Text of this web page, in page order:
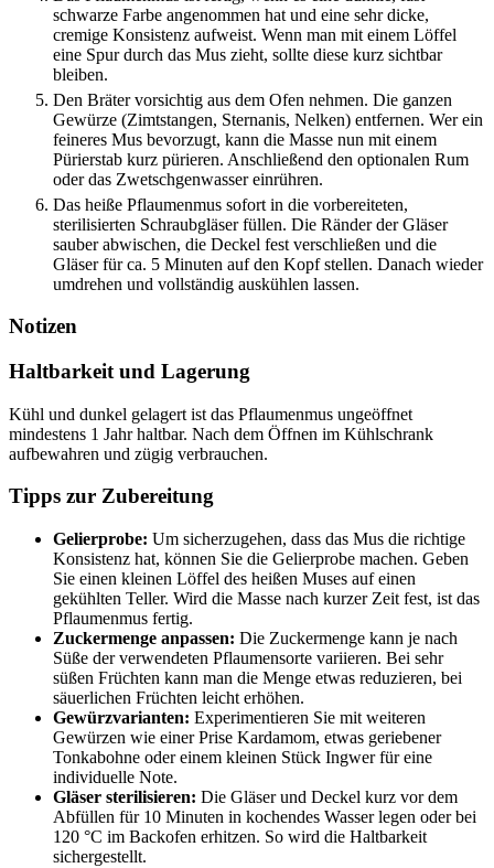
schwarze Farbe angenommen hat und eine sehr dicke,
cremige Konsistenz aufweist. Wenn man mit einem Löffel
eine Spur durch das Mus zieht, sollte diese kurz sichtbar
bleiben.
Den Bräter vorsichtig aus dem Ofen nehmen. Die ganzen
Gewürze (Zimtstangen, Sternanis, Nelken) entfernen. Wer ein
feineres Mus bevorzugt, kann die Masse nun mit einem
Pürierstab kurz pürieren. Anschließend den optionalen Rum
oder das Zwetschgenwasser einrühren.
Das heiße Pflaumenmus sofort in die vorbereiteten,
sterilisierten Schraubgläser füllen. Die Ränder der Gläser
sauber abwischen, die Deckel fest verschließen und die
Gläser für ca. 5 Minuten auf den Kopf stellen. Danach wieder
umdrehen und vollständig auskühlen lassen.
Notizen
Haltbarkeit und Lagerung
Kühl und dunkel gelagert ist das Pflaumenmus ungeöffnet
mindestens 1 Jahr haltbar. Nach dem Öffnen im Kühlschrank
aufbewahren und zügig verbrauchen.
Tipps zur Zubereitung
Gelierprobe: Um sicherzugehen, dass das Mus die richtige
Konsistenz hat, können Sie die Gelierprobe machen. Geben
Sie einen kleinen Löffel des heißen Muses auf einen
gekühlten Teller. Wird die Masse nach kurzer Zeit fest, ist das
Pflaumenmus fertig.
Zuckermenge anpassen: Die Zuckermenge kann je nach
Süße der verwendeten Pflaumensorte variieren. Bei sehr
süßen Früchten kann man die Menge etwas reduzieren, bei
säuerlichen Früchten leicht erhöhen.
Gewürzvarianten: Experimentieren Sie mit weiteren
Gewürzen wie einer Prise Kardamom, etwas geriebener
Tonkabohne oder einem kleinen Stück Ingwer für eine
individuelle Note.
Gläser sterilisieren: Die Gläser und Deckel kurz vor dem
Abfüllen für 10 Minuten in kochendes Wasser legen oder bei
120 °C im Backofen erhitzen. So wird die Haltbarkeit
sichergestellt.